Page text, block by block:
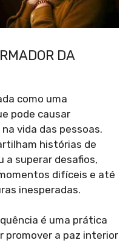
DA
como uma
pode causar
vida das pessoas.
histórias de
a superar desafios,
difíceis e até
inesperadas.
é uma prática
promover a paz interior